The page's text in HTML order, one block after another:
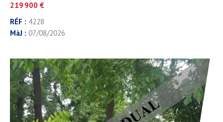
219 900 €
RÉF : 4228
MàJ : 07/08/2026